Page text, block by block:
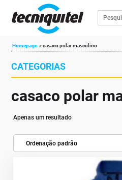
Homepage »casaco polar masculino
CATEGORIAS
casaco polar
Apenas um resultado